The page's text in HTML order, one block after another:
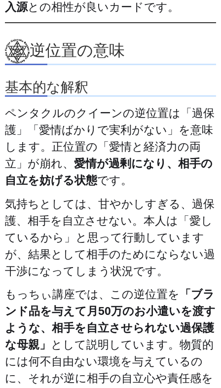
入源との相性が良いカードです。
逆位置の意味
基本的な解釈
ペンタクルのクイーンの逆位置は「過保
護」「愛情ばかりで実利がない」を意味
します。正位置の「愛情と経済力の両
立」が崩れ、 愛情が過剰になり、相手の
自立を妨げる状態です。
気持ちとしては、甘やかしすぎる、過保
護、相手を自立させない。本人は「愛し
ているから」と思って行動しています
が、結果として相手のためにならない過
干渉になってしまう状況です。
もっちぃ講座では、この逆位置を
「ブラ
ンド品を与えて月50万のお小遣いを渡す
ような、相手を自立させられない過保護
な母親」
として説明しています。物質的
には何不自由ない環境を与えているの
に、それが逆に相手の自立心や責任感を